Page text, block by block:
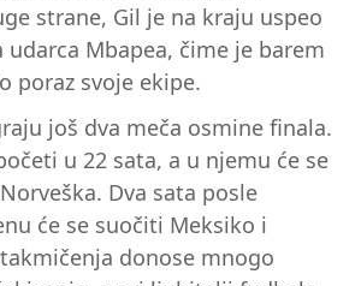
strane, Gil je na kraju uspeo
udarca Mbapea, čime je barem
poraz svoje ekipe.
još dva meča osmine finala.
u 22 sata, a u njemu će se
Dva sata posle
će se suočiti Meksiko i
donose mnogo